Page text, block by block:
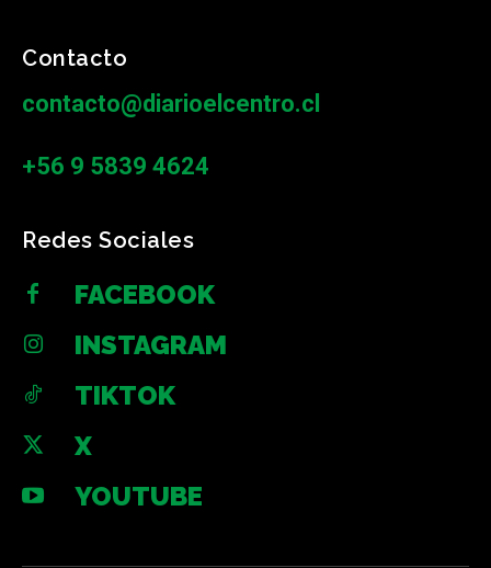
Contacto
contacto@diarioelcentro.cl
+56 9 5839 4624
Redes Sociales
FACEBOOK
INSTAGRAM
TIKTOK
X
YOUTUBE